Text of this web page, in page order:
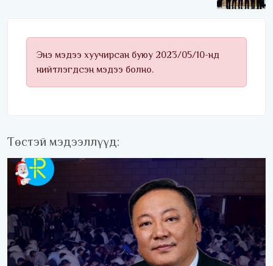
Энэ мэдээ хуучирсан буюу 2023/05/10-нд
нийтлэгдсэн мэдээ болно.
Төстэй мэдээллүүд: